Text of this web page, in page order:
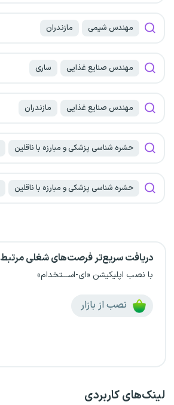
مهندس شیمی مازندران
مهندس صنایع غذایی ساری
مهندس صنایع غذایی مازندران
حشره شناسی پزشکی و مبارزه با ناقلین
حشره شناسی پزشکی و مبارزه با ناقلین
دریافت سریع‌تر فرصت‌های شغلی مرتبط
با نصب اپلیکیشن «ای-اســـتخدام»
نصب از بازار
لینک‌های کاربردی